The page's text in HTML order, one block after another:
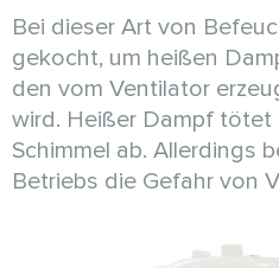
Bei dieser Art von
gekocht, um heißen
den vom Ventilator
wird. Heißer Dampf tötet
Schimmel ab. Allerdings
Betriebs die Gefahr von